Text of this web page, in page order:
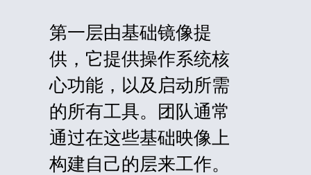
第一层由基础镜像提
供，它提供操作系统核
心功能，以及启动所需
的所有工具。团队通常
通过在这些基础映像上
构建自己的层来工作。